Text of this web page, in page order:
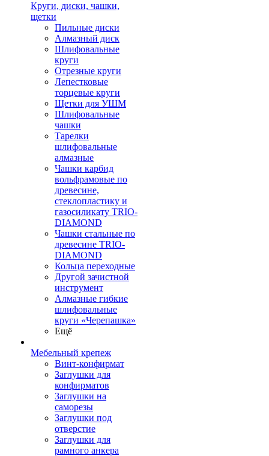
Круги, диски, чашки,
щетки
Пильные диски
Алмазный диск
Шлифовальные
круги
Отрезные круги
Лепестковые
торцевые круги
Щетки для УШМ
Шлифовальные
чашки
Тарелки
шлифовальные
алмазные
Чашки карбид
вольфрамовые по
древесине,
стеклопластику и
газосиликату TRIO-
DIAMOND
Чашки стальные по
древесине TRIO-
DIAMOND
Кольца переходные
Другой зачистной
инструмент
Алмазные гибкие
шлифовальные
круги «Черепашка»
Ещё
Мебельный крепеж
Винт-конфирмат
Заглушки для
конфирматов
Заглушки на
саморезы
Заглушки под
отверстие
Заглушки для
рамного анкера